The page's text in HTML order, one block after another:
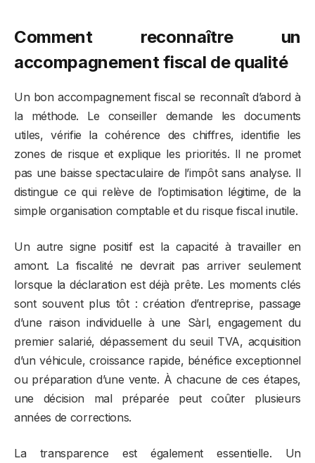
Comment reconnaître un
accompagnement fiscal de qualité
Un bon accompagnement fiscal se reconnaît d’abord à
la méthode. Le conseiller demande les documents
utiles, vérifie la cohérence des chiffres, identifie les
zones de risque et explique les priorités. Il ne promet
pas une baisse spectaculaire de l’impôt sans analyse. Il
distingue ce qui relève de l’optimisation légitime, de la
simple organisation comptable et du risque fiscal inutile.
Un autre signe positif est la capacité à travailler en
amont. La fiscalité ne devrait pas arriver seulement
lorsque la déclaration est déjà prête. Les moments clés
sont souvent plus tôt : création d’entreprise, passage
d’une raison individuelle à une Sàrl, engagement du
premier salarié, dépassement du seuil TVA, acquisition
d’un véhicule, croissance rapide, bénéfice exceptionnel
ou préparation d’une vente. À chacune de ces étapes,
une décision mal préparée peut coûter plusieurs
années de corrections.
La transparence est également essentielle. Un